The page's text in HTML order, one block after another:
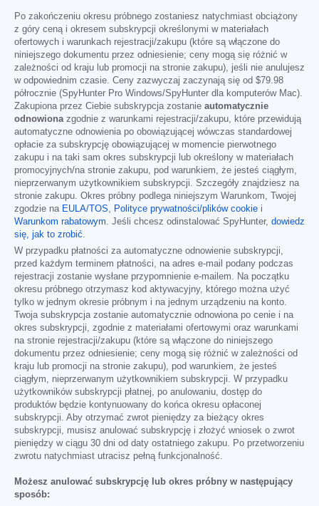
Po zakończeniu okresu próbnego zostaniesz natychmiast obciążony
z góry ceną i okresem subskrypcji określonymi w materiałach
ofertowych i warunkach rejestracji/zakupu (które są włączone do
niniejszego dokumentu przez odniesienie; ceny mogą się różnić w
zależności od kraju lub promocji na stronie zakupu), jeśli nie anulujesz
w odpowiednim czasie. Ceny zazwyczaj zaczynają się od $79.98
półrocznie (SpyHunter Pro Windows/SpyHunter dla komputerów Mac).
Zakupiona przez Ciebie subskrypcja zostanie automatycznie
odnowionazgodnie z warunkami rejestracji/zakupu, które przewidują
automatyczne odnowienia po obowiązującej wówczas standardowej
opłacie za subskrypcję obowiązującej w momencie pierwotnego
zakupu i na taki sam okres subskrypcji lub określony w materiałach
promocyjnych/na stronie zakupu, pod warunkiem, że jesteś ciągłym,
nieprzerwanym użytkownikiem subskrypcji. Szczegóły znajdziesz na
stronie zakupu. Okres próbny podlega niniejszym Warunkom, Twojej
zgodzie na EULA/TOS, Polityce prywatności/plików cookie i
Warunkom rabatowym. Jeśli chcesz odinstalować SpyHunter, dowiedz
się, jak to zrobić.
W przypadku płatności za automatyczne odnowienie subskrypcji,
przed każdym terminem płatności, na adres e-mail podany podczas
rejestracji zostanie wysłane przypomnienie e-mailem. Na początku
okresu próbnego otrzymasz kod aktywacyjny, którego można użyć
tylko w jednym okresie próbnym i na jednym urządzeniu na konto.
Twoja subskrypcja zostanie automatycznie odnowiona po cenie i na
okres subskrypcji, zgodnie z materiałami ofertowymi oraz warunkami
na stronie rejestracji/zakupu (które są włączone do niniejszego
dokumentu przez odniesienie; ceny mogą się różnić w zależności od
kraju lub promocji na stronie zakupu), pod warunkiem, że jesteś
ciągłym, nieprzerwanym użytkownikiem subskrypcji. W przypadku
użytkowników subskrypcji płatnej, po anulowaniu, dostęp do
produktów będzie kontynuowany do końca okresu opłaconej
subskrypcji. Aby otrzymać zwrot pieniędzy za bieżący okres
subskrypcji, musisz anulować subskrypcję i złożyć wniosek o zwrot
pieniędzy w ciągu 30 dni od daty ostatniego zakupu. Po przetworzeniu
zwrotu natychmiast utracisz pełną funkcjonalność.
Możesz anulować subskrypcję lub okres próbny w następujący
sposób: